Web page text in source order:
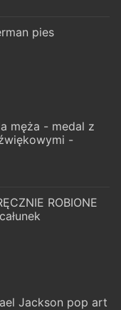
pies
męża - medal z
-
ROBIONE
Jackson pop art